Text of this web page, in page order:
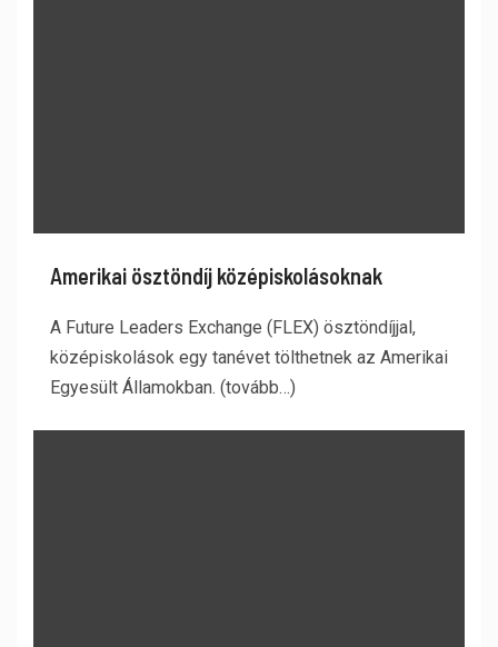
Amerikai ösztöndíj középiskolásoknak
A Future Leaders Exchange (FLEX) ösztöndíjjal,
középiskolások egy tanévet tölthetnek az Amerikai
Egyesült Államokban. (tovább…)